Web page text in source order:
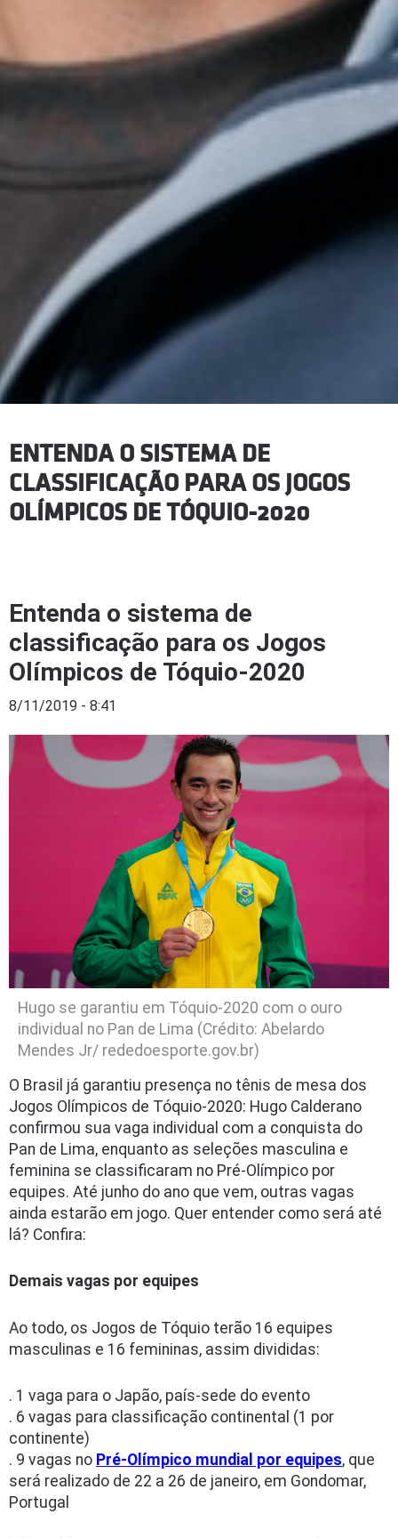
ENTENDA O SISTEMA DE
CLASSIFICAÇÃO PARA OS JOGOS
OLÍMPICOS DE TÓQUIO-2020
Entenda o sistema de
classificação para os Jogos
Olímpicos de Tóquio-2020
8/11/2019 - 8:41
Hugo se garantiu em Tóquio-2020 com o ouro
individual no Pan de Lima (Crédito: Abelardo
Mendes Jr/ rededoesporte.gov.br)
O Brasil já garantiu presença no tênis de mesa dos
Jogos Olímpicos de Tóquio-2020: Hugo Calderano
confirmou sua vaga individual com a conquista do
Pan de Lima, enquanto as seleções masculina e
feminina se classificaram no Pré-Olímpico por
equipes. Até junho do ano que vem, outras vagas
ainda estarão em jogo. Quer entender como será até
lá? Confira:
Demais vagas por equipes
Ao todo, os Jogos de Tóquio terão 16 equipes
masculinas e 16 femininas, assim divididas:
. 1 vaga para o Japão, país-sede do evento
. 6 vagas para classificação continental (1 por
continente)
. 9 vagas no Pré-Olímpico mundial por equipes, que
será realizado de 22 a 26 de janeiro, em Gondomar,
Portugal